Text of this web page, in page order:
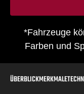
*Fahrzeuge
Farben und
ÜBERBLICKMERKMALE